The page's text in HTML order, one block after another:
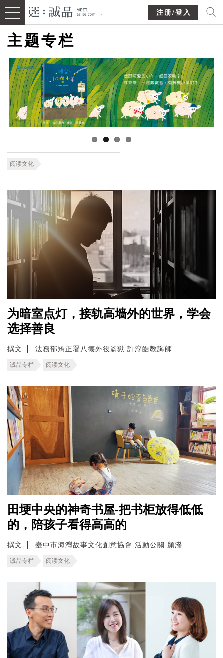
注册/登入
主题专栏
阅读文化
为暗室点灯，接轨高墙外的世界，学会
选择善良
撰文 法務部矯正署八德外役監獄 許淳皓教誨師
诚品专栏 阅读文化
田埂中央的神奇书屋-把书柜放得低低
的，陪孩子看得高高的
撰文 臺中市海灣故事文化創意協會 活動公關 顏瀅
诚品专栏 阅读文化